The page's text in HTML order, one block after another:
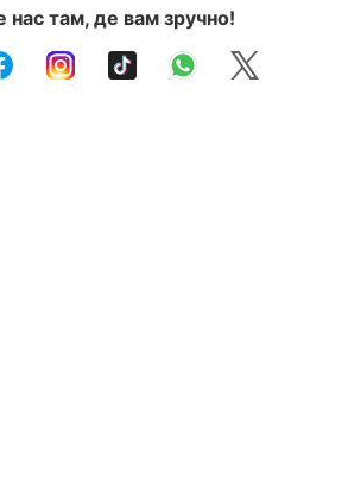
нас там, де вам зручно!